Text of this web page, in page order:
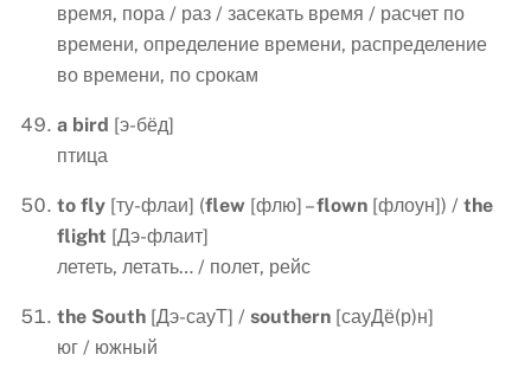
время, пора / раз / засекать время / расчет по
времени, определение времени, распределение
во времени, по срокам
a bird [э-бёд]
птица
to fly [ту-флаи] (flew [флю] –flown [флоун]) / the
flight [Дэ-флаит]
лететь, летать… / полет, рейс
the South [Дэ-сауТ] / southern [сауДё(р)н]
юг / южный